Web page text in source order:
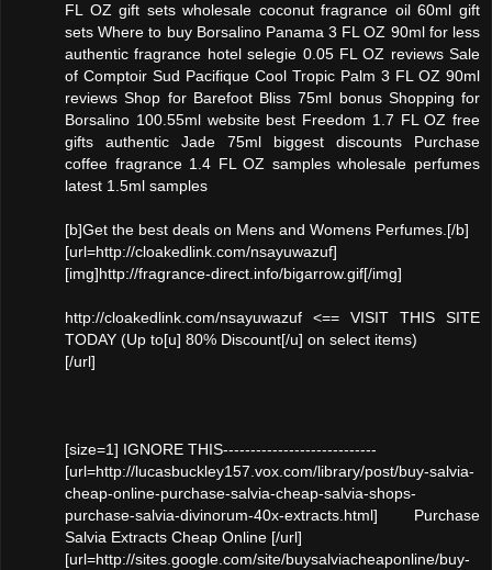
FL OZ gift sets wholesale coconut fragrance oil 60ml gift
sets Where to buy Borsalino Panama 3 FL OZ 90ml for less
authentic fragrance hotel selegie 0.05 FL OZ reviews Sale
of Comptoir Sud Pacifique Cool Tropic Palm 3 FL OZ 90ml
reviews Shop for Barefoot Bliss 75ml bonus Shopping for
Borsalino 100.55ml website best Freedom 1.7 FL OZ free
gifts authentic Jade 75ml biggest discounts Purchase
coffee fragrance 1.4 FL OZ samples wholesale perfumes
latest 1.5ml samples
[b]Get the best deals on Mens and Womens Perfumes.[/b]
[url=http://cloakedlink.com/nsayuwazuf]
[img]http://fragrance-direct.info/bigarrow.gif[/img]
http://cloakedlink.com/nsayuwazuf <== VISIT THIS SITE
TODAY (Up to[u] 80% Discount[/u] on select items)
[/url]
[size=1] IGNORE THIS----------------------------
[url=http://lucasbuckley157.vox.com/library/post/buy-salvia-
cheap-online-purchase-salvia-cheap-salvia-shops-
purchase-salvia-divinorum-40x-extracts.html] Purchase
Salvia Extracts Cheap Online [/url]
[url=http://sites.google.com/site/buysalviacheaponline/buy-